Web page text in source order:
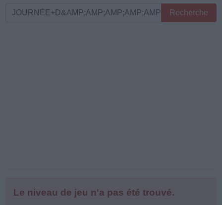
le
Recherche
Recherche
Le niveau de jeu n'a pas été trouvé.